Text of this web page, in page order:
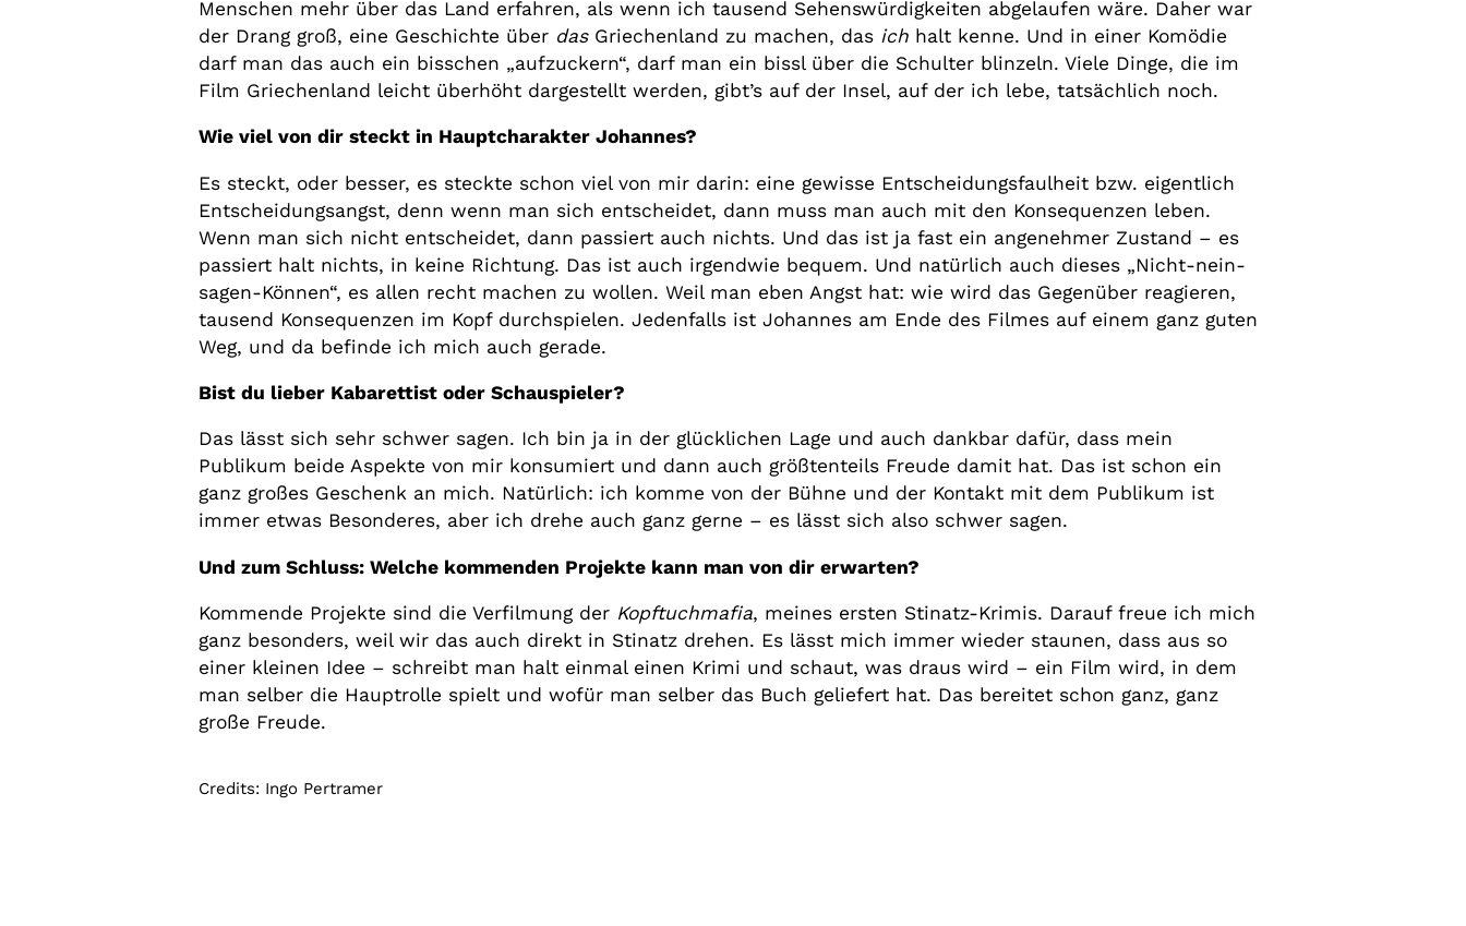
Menschen mehr über das Land erfahren, als wenn ich tausend Sehenswürdigkeiten abgelaufen wäre. Daher war
der Drang groß, eine Geschichte über dasGriechenland zu machen, das ich halt kenne. Und in einer Komödie
darf man das auch ein bisschen „aufzuckern“, darf man ein bissl über die Schulter blinzeln. Viele Dinge, die im
Film Griechenland leicht überhöht dargestellt werden, gibt’s auf der Insel, auf der ich lebe, tatsächlich noch.
Wie viel von dir steckt in Hauptcharakter Johannes?
Es steckt, oder besser, es steckte schon viel von mir darin: eine gewisse Entscheidungsfaulheit bzw. eigentlich
Entscheidungsangst, denn wenn man sich entscheidet, dann muss man auch mit den Konsequenzen leben.
Wenn man sich nicht entscheidet, dann passiert auch nichts. Und das ist ja fast ein angenehmer Zustand – es
passiert halt nichts, in keine Richtung. Das ist auch irgendwie bequem. Und natürlich auch dieses „Nicht-nein-
sagen-Können“, es allen recht machen zu wollen. Weil man eben Angst hat: wie wird das Gegenüber reagieren,
tausend Konsequenzen im Kopf durchspielen. Jedenfalls ist Johannes am Ende des Filmes auf einem ganz guten
Weg, und da befinde ich mich auch gerade.
Bist du lieber Kabarettist oder Schauspieler?
Das lässt sich sehr schwer sagen. Ich bin ja in der glücklichen Lage und auch dankbar dafür, dass mein
Publikum beide Aspekte von mir konsumiert und dann auch größtenteils Freude damit hat. Das ist schon ein
ganz großes Geschenk an mich. Natürlich: ich komme von der Bühne und der Kontakt mit dem Publikum ist
immer etwas Besonderes, aber ich drehe auch ganz gerne – es lässt sich also schwer sagen.
Und zum Schluss: Welche kommenden Projekte kann man von dir erwarten?
Kommende Projekte sind die Verfilmung der Kopftuchmafia, meines ersten Stinatz-Krimis. Darauf freue ich mich
ganz besonders, weil wir das auch direkt in Stinatz drehen. Es lässt mich immer wieder staunen, dass aus so
einer kleinen Idee – schreibt man halt einmal einen Krimi und schaut, was draus wird – ein Film wird, in dem
man selber die Hauptrolle spielt und wofür man selber das Buch geliefert hat. Das bereitet schon ganz, ganz
große Freude.
Credits: Ingo Pertramer